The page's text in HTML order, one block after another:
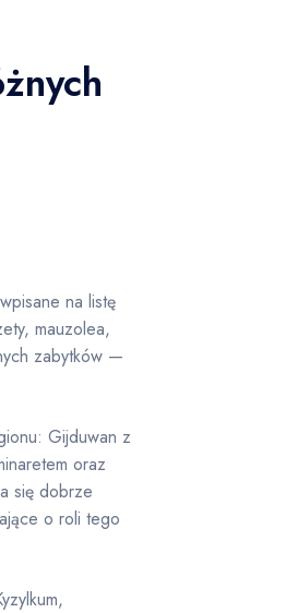
na listę
mauzolea,
zabytków —
Gijduwan z
oraz
się dobrze
o roli tego